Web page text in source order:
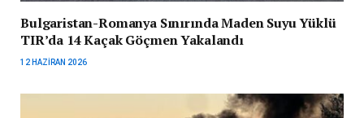
Bulgaristan-Romanya Sınırında Maden Suyu Yüklü
TIR’da 14 Kaçak Göçmen Yakalandı
12 HAZIRAN 2026